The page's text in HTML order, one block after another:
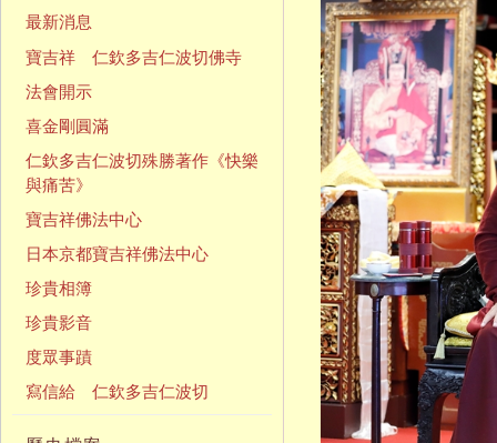
最新消息
寶吉祥 仁欽多吉仁波切佛寺
法會開示
喜金剛圓滿
仁欽多吉仁波切殊勝著作《快樂
與痛苦》
寶吉祥佛法中心
日本京都寶吉祥佛法中心
珍貴相簿
珍貴影音
度眾事蹟
寫信給 仁欽多吉仁波切